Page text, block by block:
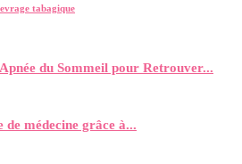
tabagique
du Sommeil pour Retrouver...
de médecine grâce à...